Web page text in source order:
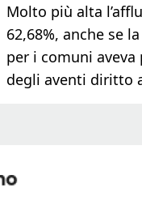
Molto più alta
62,68%, anche se
per i comuni
degli aventi diritto